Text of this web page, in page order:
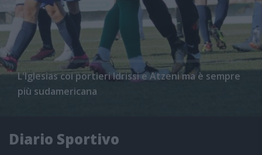
L'Iglesias coi portieri Idrissi e Atzeni ma è sempre
più sudamericana
Diario Sportivo